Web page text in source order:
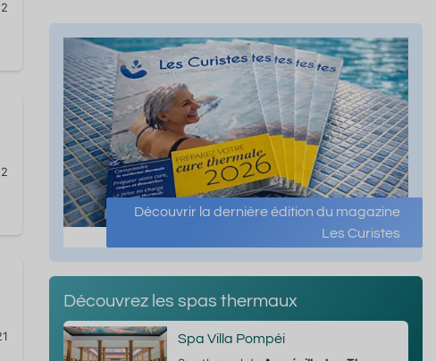
Découvrir la dernière édition du magazine
Les Curistes
Découvrez les spas thermaux
Spa Villa Pompéi